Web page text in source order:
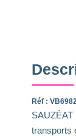
Réf :
transports